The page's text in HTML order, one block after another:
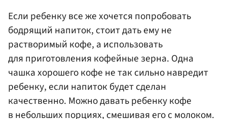
Если ребенку все же хочется попробовать
бодрящий напиток, стоит дать ему не
растворимый кофе, а использовать
для приготовления кофейные зерна. Одна
чашка хорошего кофе не так сильно навредит
ребенку, если напиток будет сделан
качественно. Можно давать ребенку кофе
в небольших порциях, смешивая его с молоком.